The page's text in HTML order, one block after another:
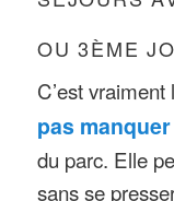
OU 3ÈME
C’est vraiment
pas manquer
du parc. Elle
sans se